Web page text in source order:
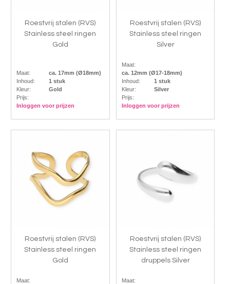
Roestvrij stalen (RVS)
Stainless steel ringen
Gold
Maat:
ca. 17mm (Ø18mm)
Inhoud:
1 stuk
Kleur:
Gold
Prijs:
Inloggen voor prijzen
Roestvrij stalen (RVS)
Stainless steel ringen
Silver
Maat:
ca. 12mm (Ø17-18mm)
Inhoud:
1 stuk
Kleur:
Silver
Prijs:
Inloggen voor prijzen
Roestvrij stalen (RVS)
Stainless steel ringen
Gold
Maat:
Roestvrij stalen (RVS)
Stainless steel ringen
druppels Silver
Maat: